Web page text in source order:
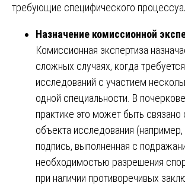
требующие специфического
Назначение комиссионной
Комиссионная экспертиза
сложных случаях, когда
исследований с участием
одной специальности. В
практике это может быть
объекта исследования (например,
подпись, выполненная с
необходимостью разрешения
при наличии противоречивых